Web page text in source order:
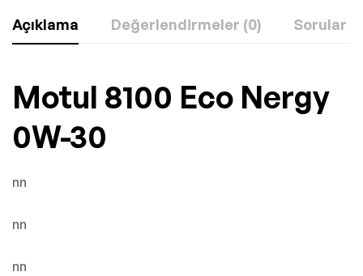
Açıklama Değerlendirmeler (0) Sorular
Motul 8100 Eco Nergy
0W-30
nn
nn
nn